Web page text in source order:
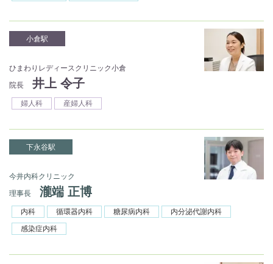
小倉駅
ひまわりレディースクリニック小倉
院長
井上 令子
婦人科 産婦人科
下永谷駅
今井内科クリニック
理事長
瀧端 正博
内科 循環器内科 糖尿病内科
内分泌代謝内科
感染症内科